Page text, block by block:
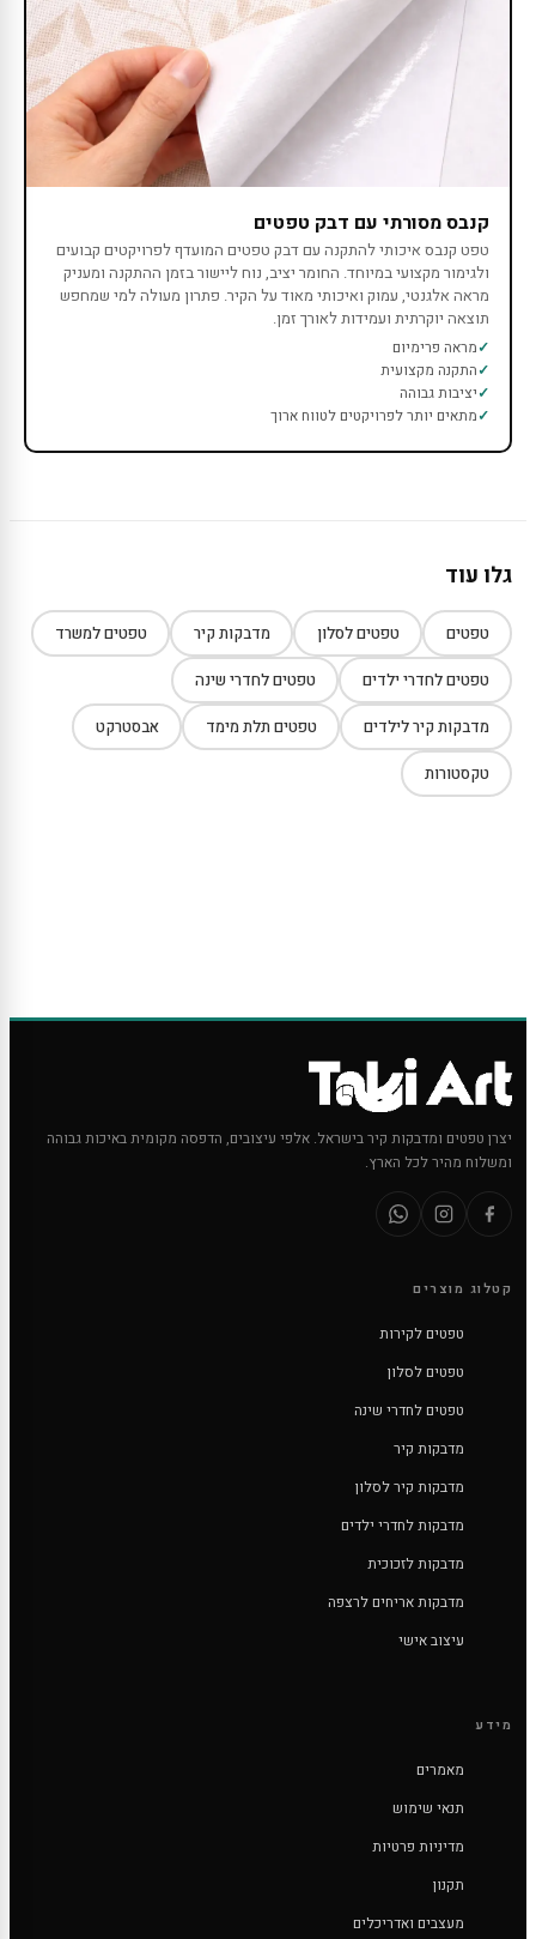
קנבס מסורתי עם דבק טפטים
טפט קנבס איכותי להתקנה עם דבק טפטים המועדף לפרויקטים קבועים
ולגימור מקצועי במיוחד. החומר יציב, נוח ליישור בזמן ההתקנה ומעניק
מראה אלגנטי, עמוק ואיכותי מאוד על הקיר. פתרון מעולה למי שמחפש
תוצאה יוקרתית ועמידות לאורך זמן.
מראה פרימיום
התקנה מקצועית
יציבות גבוהה
מתאים יותר לפרויקטים לטווח ארוך
גלו עוד
טפטים טפטים לסלון מדבקות קיר טפטים למשרד
טפטים לחדרי ילדים טפטים לחדרי שינה
מדבקות קיר לילדים טפטים תלת מימד אבסטרקט
טקסטורות
יצרן טפטים ומדבקות קיר בישראל. אלפי עיצובים, הדפסה מקומית באיכות גבוהה
ומשלוח מהיר לכל הארץ.
קטלוג מוצרים
טפטים לקירות
טפטים לסלון
טפטים לחדרי שינה
מדבקות קיר
מדבקות קיר לסלון
מדבקות לחדרי ילדים
מדבקות לזכוכית
מדבקות אריחים לרצפה
עיצוב אישי
מידע
מאמרים
תנאי שימוש
מדיניות פרטיות
תקנון
מעצבים ואדריכלים